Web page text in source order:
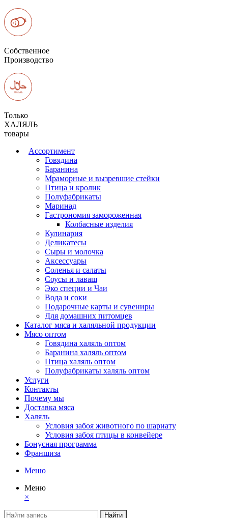
Собственное
Производство
Только
ХАЛЯЛЬ
товары
Ассортимент
Говядина
Баранина
Мраморные и вызревшие стейки
Птица и кролик
Полуфабрикаты
Маринад
Гастрономия замороженная
Колбасные изделия
Кулинария
Деликатесы
Сыры и молочка
Аксессуары
Соленья и салаты
Соусы и лаваш
Эко специи и Чаи
Вода и соки
Подарочные карты и сувениры
Для домашних питомцев
Каталог мяса и халяльной продукции
Мясо оптом
Говядина халяль оптом
Баранина халяль оптом
Птица халяль оптом
Полуфабрикаты халяль оптом
Услуги
Контакты
Почему мы
Доставка мяса
Халяль
Условия забоя животного по шариату
Условия забоя птицы в конвейере
Бонусная программа
Франшиза
Меню
Меню
×
Найти